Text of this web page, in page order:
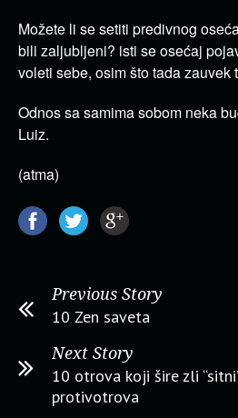
Možete li se setiti predivnog
bili zaljubljeni? isti se osećaj
voleti sebe, osim što tada zauvek
Odnos sa samima sobom neka
Luiz.
(atma)
Previous Story
10 Zen saveta
Next Story
10 otrova koji šire zli
protivotrova